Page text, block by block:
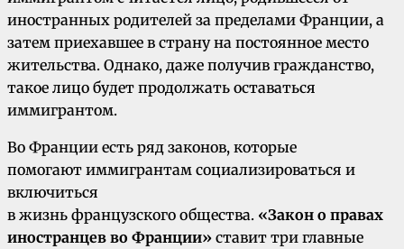
иностранных родителей за пределами Франции, а
затем приехавшее в страну на постоянное место
жительства. Однако, даже получив гражданство,
такое лицо будет продолжать оставаться
иммигрантом.
Во Франции есть ряд законов, которые
помогают иммигрантам социализироваться и
включиться
в жизнь французского общества. «Закон о правах
иностранцев во Франции» ставит три главные